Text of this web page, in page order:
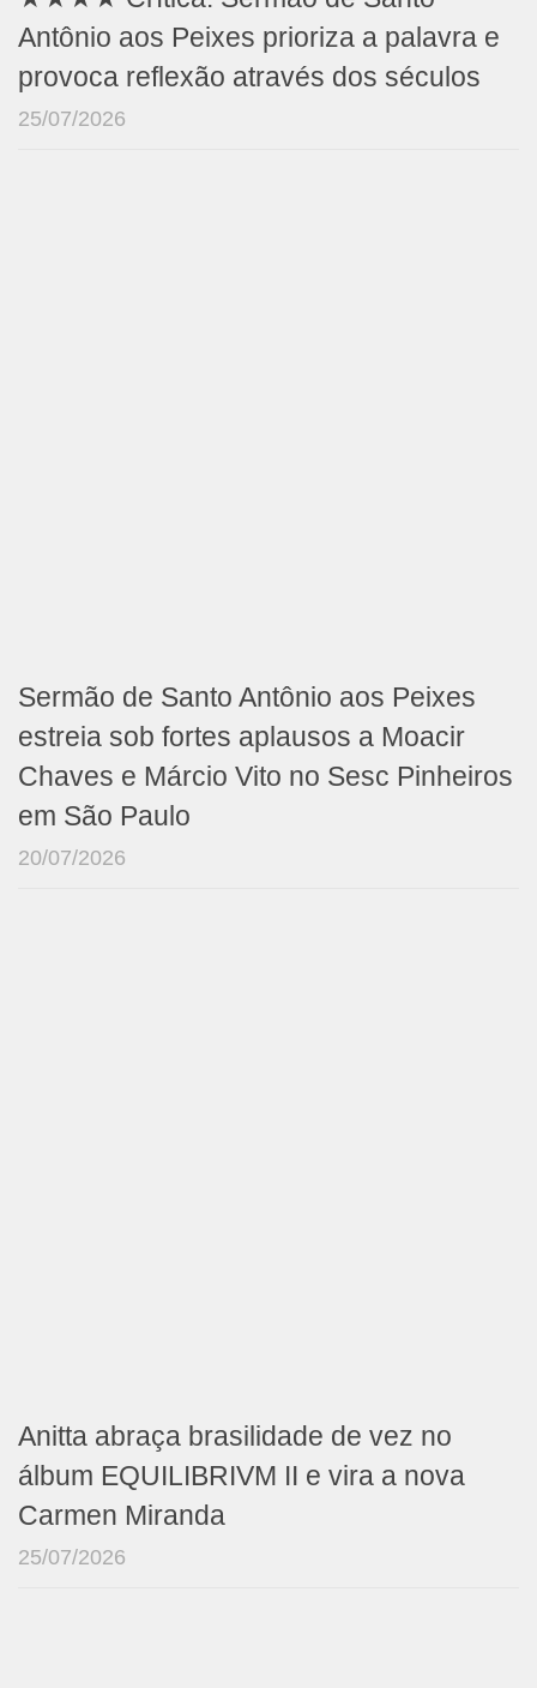
Antônio aos Peixes prioriza a palavra e
provoca reflexão através dos séculos
25/07/2026
Sermão de Santo Antônio aos Peixes
estreia sob fortes aplausos a Moacir
Chaves e Márcio Vito no Sesc Pinheiros
em São Paulo
20/07/2026
Anitta abraça brasilidade de vez no
álbum EQUILIBRIVM II e vira a nova
Carmen Miranda
25/07/2026